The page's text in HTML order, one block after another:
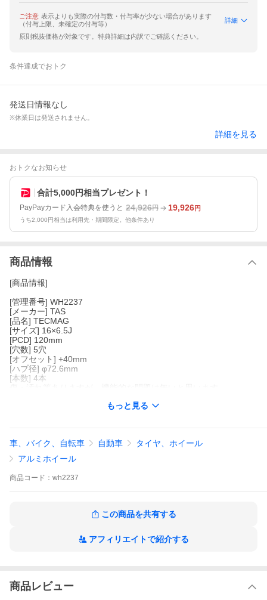
ご注意 表示よりも実際の付与数・付与率が少ない場合があります
（付与上限、未確定の付与等）
詳細
原則税抜価格が対象です。特典詳細は内訳でご確認ください。
条件達成でおトク
発送日情報なし
※休業日は発送されません。
詳細を見る
おトクなお知らせ
合計5,000円相当プレゼント！
PayPayカード入会特典を使うと 24,926円 19,926円
うち2,000円相当は利用先・期間限定。他条件あり
商品情報
[商品情報]
[管理番号] WH2237
[メーカー] TAS
[品名] TECMAG
[サイズ] 16×6.5J
[PCD] 120mm
[穴数] 5穴
[オフセット] +40mm
[ハブ径] φ72.6mm
[本数] 4本
※スマートフォンで閲覧のお客様へ
必ず「商品情報をもっと見る」をご確認のいただき、
購入をご検討いただきますようお願いいたします！
もっと見る
車、バイク、自転車 自動車
タイヤ、ホイール
アルミホイール
商品 コード： wh2237
この商品を共有する
アフィリエイトで紹介する
商品レビュー